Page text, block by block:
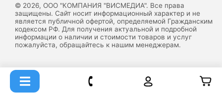
© 2026, ООО "КОМПАНИЯ "ВИСМЕДИА". Все права
защищены. Сайт носит информационный характер и не
является публичной офертой, определяемой Гражданским
кодексом РФ. Для получения актуальной и подробной
информации о наличии и стоимости товаров и услуг
пожалуйста, обращайтесь к нашим менеджерам.